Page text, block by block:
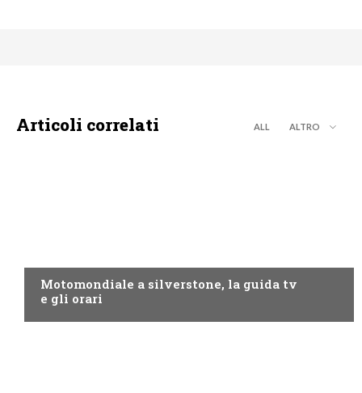
Articoli correlati ALL ALTRO
Motomondiale a silverstone, la guida tv
e gli orari